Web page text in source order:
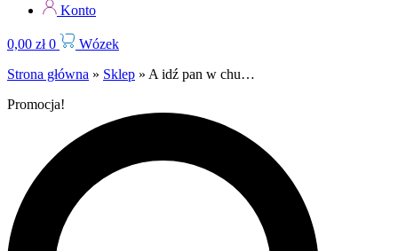
Konto
0,00 zł 0
Wózek
Strona główna » Sklep » A idź pan w chu…
Promocja!